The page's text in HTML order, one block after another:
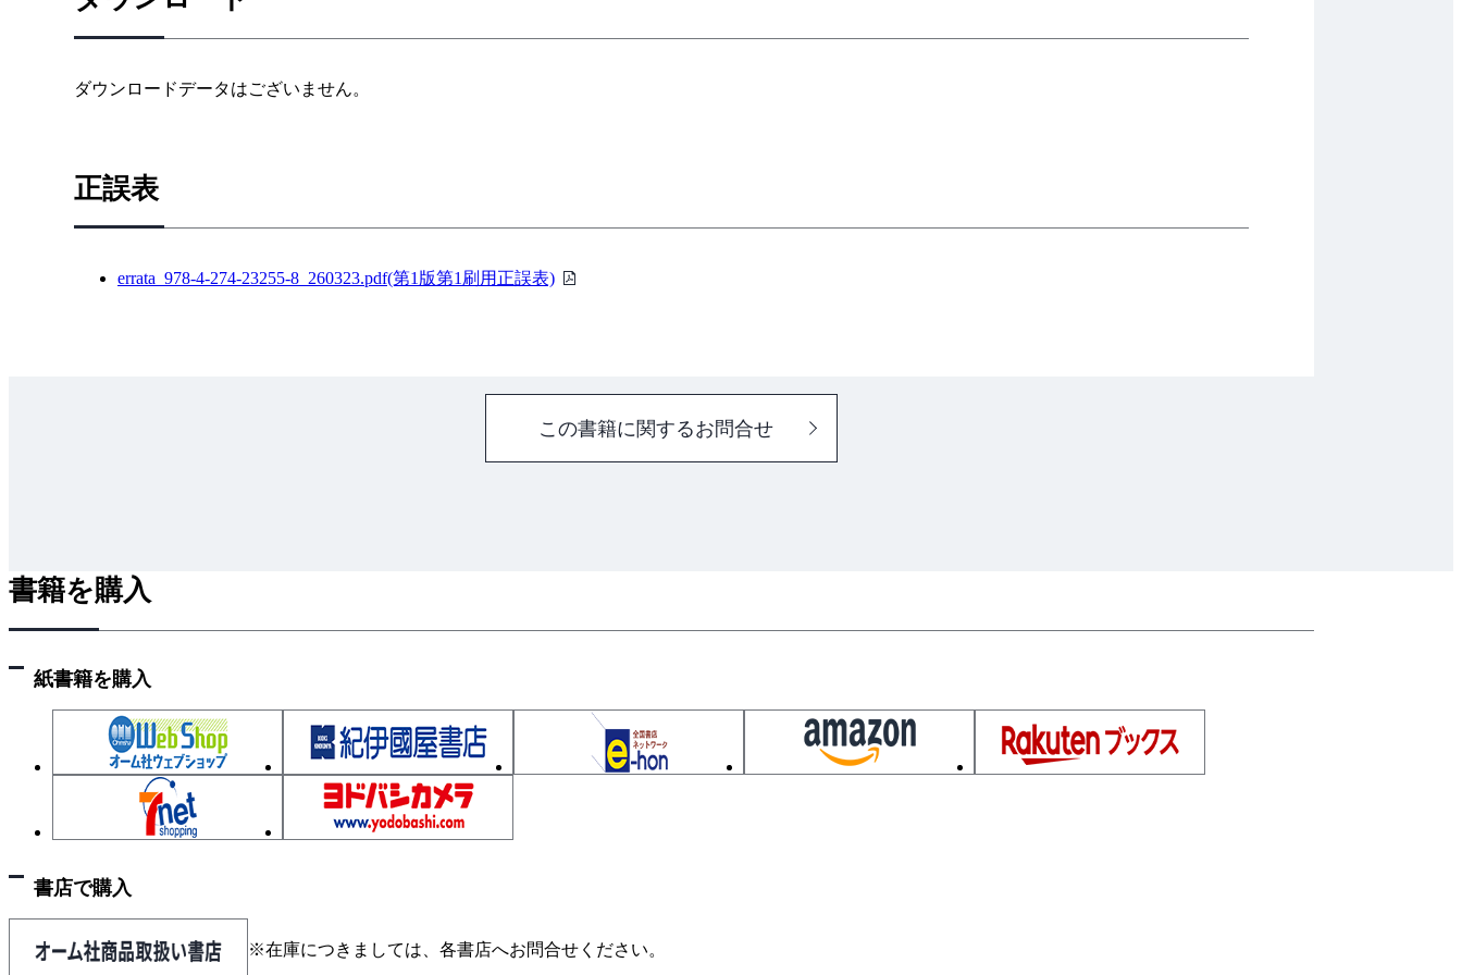
1.3.1 位相速度推定器の基本構造
1.3.2 一般化積分形PLL法
1.6 周波数ハイブリッド法
1.6.1 静的な周波数重みによる実現
1.7 逆Ｄ因子の離散時間実現
1.9.2 写像法Ⅱの遂行と写像フィルタ
1.9.3 瞬時位相推定の数値実験
第２部 駆動用電圧電流利用法による回転子位相推定
第２章 最小次元Ｄ因子磁束態オブザーバによる回転子磁束推定
2.1 目的
2.2 状態オブザーバの基礎
2.2.2 状態オブザーバ
2.3.1 目的
ダウンロードデータはございません。
正誤表
errata_978-4-274-23255-8_260323.pdf(第1版第1刷用正誤表)
PDF
ル
この書籍に関するお問合せ
書籍を購入
紙書籍を購入
書店で購入
※在庫につきましては、各書店へお問合せください。